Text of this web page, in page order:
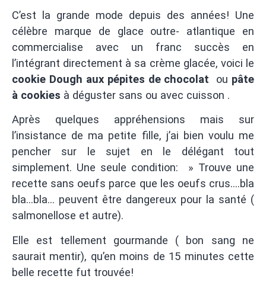
C’est la grande mode depuis des années! Une
célèbre marque de glace outre- atlantique en
commercialise avec un franc succès en
l’intégrant directement à sa crème glacée, voici le
cookie Dough aux pépites de chocolat ou pâte
à cookies à déguster sans ou avec cuisson .
Après quelques appréhensions mais sur
l’insistance de ma petite fille, j’ai bien voulu me
pencher sur le sujet en le délégant tout
simplement. Une seule condition: » Trouve une
recette sans oeufs parce que les oeufs crus….bla
bla…bla… peuvent être dangereux pour la santé (
salmonellose et autre).
Elle est tellement gourmande ( bon sang ne
saurait mentir), qu’en moins de 15 minutes cette
belle recette fut trouvée!